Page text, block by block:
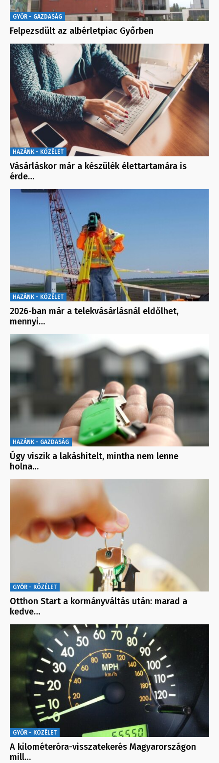
GYŐR - GAZDASÁG
Felpezsdült az albérletpiac Győrben
HAZÁNK - KÖZÉLET
Vásárláskor már a készülék élettartamára is
érde…
HAZÁNK - KÖZÉLET
2026-ban már a telekvásárlásnál eldőlhet,
mennyi…
HAZÁNK - GAZDASÁG
Úgy viszik a lakáshitelt, mintha nem lenne
holna…
GYŐR - KÖZÉLET
Otthon Start a kormányváltás után: marad a
kedve…
GYŐR - KÖZÉLET
A kilométeróra-visszatekerés Magyarországon
mill…